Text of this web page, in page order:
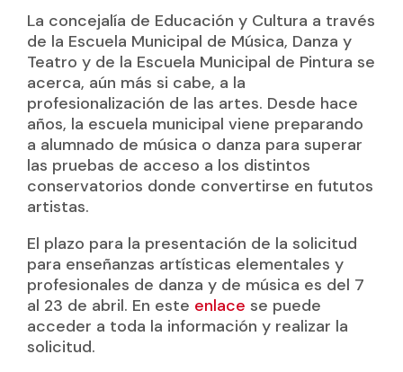
La concejalía de Educación y Cultura a través
de la Escuela Municipal de Música, Danza y
Teatro y de la Escuela Municipal de Pintura se
acerca, aún más si cabe, a la
profesionalización de las artes. Desde hace
años, la escuela municipal viene preparando
a alumnado de música o danza para superar
las pruebas de acceso a los distintos
conservatorios donde convertirse en fututos
artistas.
El plazo para la presentación de la solicitud
para enseñanzas artísticas elementales y
profesionales de danza y de música es del 7
al 23 de abril. En este enlace se puede
acceder a toda la información y realizar la
solicitud.